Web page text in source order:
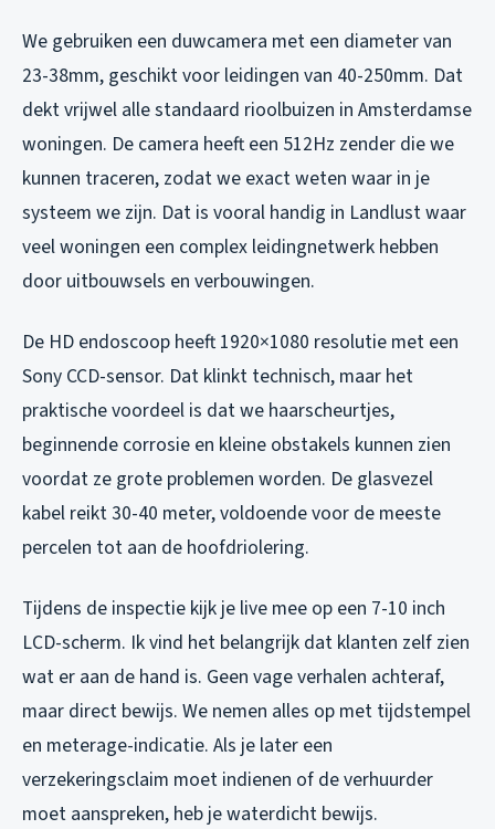
We gebruiken een duwcamera met een diameter van
23-38mm, geschikt voor leidingen van 40-250mm. Dat
dekt vrijwel alle standaard rioolbuizen in Amsterdamse
woningen. De camera heeft een 512Hz zender die we
kunnen traceren, zodat we exact weten waar in je
systeem we zijn. Dat is vooral handig in Landlust waar
veel woningen een complex leidingnetwerk hebben
door uitbouwsels en verbouwingen.
De HD endoscoop heeft 1920×1080 resolutie met een
Sony CCD-sensor. Dat klinkt technisch, maar het
praktische voordeel is dat we haarscheurtjes,
beginnende corrosie en kleine obstakels kunnen zien
voordat ze grote problemen worden. De glasvezel
kabel reikt 30-40 meter, voldoende voor de meeste
percelen tot aan de hoofdriolering.
Tijdens de inspectie kijk je live mee op een 7-10 inch
LCD-scherm. Ik vind het belangrijk dat klanten zelf zien
wat er aan de hand is. Geen vage verhalen achteraf,
maar direct bewijs. We nemen alles op met tijdstempel
en meterage-indicatie. Als je later een
verzekeringsclaim moet indienen of de verhuurder
moet aanspreken, heb je waterdicht bewijs.